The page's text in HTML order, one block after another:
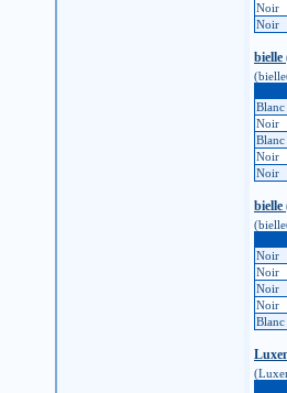
Noir
Noir
bielle
Blanc
Noir
Blanc
Noir
Noir
bielle
Noir
Noir
Noir
Noir
Blanc